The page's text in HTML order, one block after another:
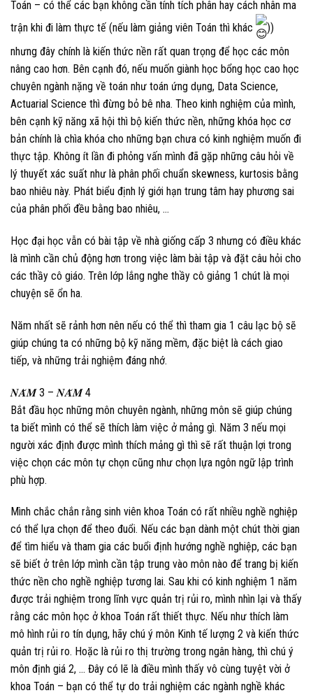
Toán – có thể các bạn không cần tính tích phân hay cách nhân ma
trận khi đi làm thực tế (nếu làm giảng viên Toán thì khác
))
nhưng đây chính là kiến thức nền rất quan trọng để học các môn
nâng cao hơn. Bên cạnh đó, nếu muốn giành học bổng học cao học
chuyên ngành nặng về toán như toán ứng dụng, Data Science,
Actuarial Science thì đừng bỏ bê nha. Theo kinh nghiệm của mình,
bên cạnh kỹ năng xã hội thì bộ kiến thức nền, những khóa học cơ
bản chính là chìa khóa cho những bạn chưa có kinh nghiệm muốn đi
thực tập. Không ít lần đi phỏng vấn mình đã gặp những câu hỏi về
lý thuyết xác suất như là phân phối chuẩn skewness, kurtosis bằng
bao nhiêu này. Phát biểu định lý giới hạn trung tâm hay phương sai
của phân phối đều bằng bao nhiêu, …
Học đại học vẫn có bài tập về nhà giống cấp 3 nhưng có điều khác
là mình cần chủ động hơn trong việc làm bài tập và đặt câu hỏi cho
các thầy cô giáo. Trên lớp lắng nghe thầy cô giảng 1 chút là mọi
chuyện sẽ ổn ha.
Năm nhất sẽ rảnh hơn nên nếu có thể thì tham gia 1 câu lạc bộ sẽ
giúp chúng ta có những bộ kỹ năng mềm, đặc biệt là cách giao
tiếp, và những trải nghiệm đáng nhớ.
𝑵𝑨̆𝑴 3 – 𝑵𝑨̆𝑴 4
Bắt đầu học những môn chuyên ngành, những môn sẽ giúp chúng
ta biết mình có thể sẽ thích làm việc ở mảng gì. Năm 3 nếu mọi
người xác định được mình thích mảng gì thì sẽ rất thuận lợi trong
việc chọn các môn tự chọn cũng như chọn lựa ngôn ngữ lập trình
phù hợp.
Mình chắc chắn rằng sinh viên khoa Toán có rất nhiều nghề nghiệp
có thể lựa chọn để theo đuổi. Nếu các bạn dành một chút thời gian
để tìm hiểu và tham gia các buổi định hướng nghề nghiệp, các bạn
sẽ biết ở trên lớp mình cần tập trung vào môn nào để trang bị kiến
thức nền cho nghề nghiệp tương lai. Sau khi có kinh nghiệm 1 năm
được trải nghiệm trong lĩnh vực quản trị rủi ro, mình nhìn lại và thấy
rằng các môn học ở khoa Toán rất thiết thực. Nếu như thích làm
mô hình rủi ro tín dụng, hãy chú ý môn Kinh tế lượng 2 và kiến thức
quản trị rủi ro. Hoặc là rủi ro thị trường trong ngân hàng, thì chú ý
môn định giá 2, … Đây có lẽ là điều mình thấy vô cùng tuyệt vời ở
khoa Toán – bạn có thể tự do trải nghiệm các ngành nghề khác